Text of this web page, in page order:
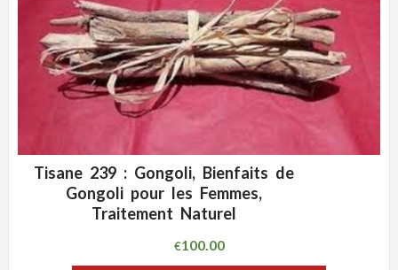
ADD WISHLIST
Tisane 239 : Gongoli, Bienfaits de
Gongoli pour les Femmes,
Traitement Naturel
€100.00